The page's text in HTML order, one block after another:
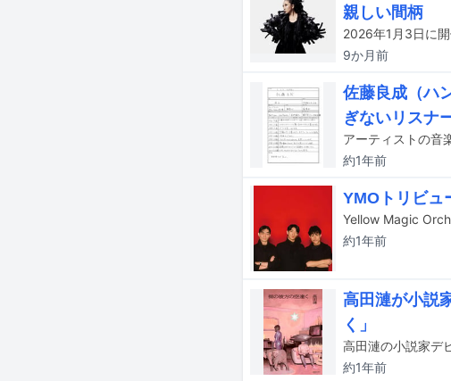
親しい間柄
9か月前
佐藤良成（ハ
ぎないリスナ
約1年前
YMOトリビュ
約1年前
高田漣が小説
く」
高田漣の小説家デ
約1年前